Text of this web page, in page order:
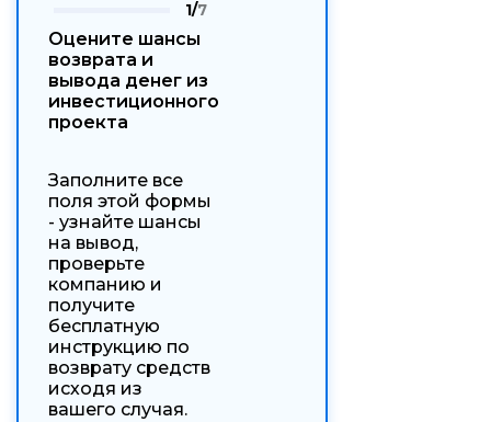
1/7
Оцените шансы
возврата и
вывода денег из
инвестиционного
проекта
Заполните все
поля этой формы
- узнайте шансы
на вывод,
проверьте
компанию и
получите
бесплатную
инструкцию по
возврату средств
исходя из
вашего случая.